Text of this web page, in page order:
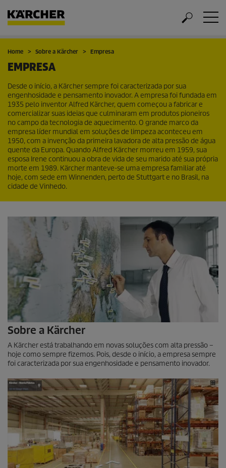
Home Sobre a Kärcher Empresa
EMPRESA
Desde o início, a Kärcher sempre foi caracterizada por sua
engenhosidade e pensamento inovador. A empresa foi fundada em
1935 pelo inventor Alfred Kärcher, quem começou a fabricar e
comercializar suas ideias que culminaram em produtos pioneiros
no campo da tecnologia de aquecimento. O grande marco da
empresa líder mundial em soluções de limpeza aconteceu em
1950, com a invenção da primeira lavadora de alta pressão de água
quente da Europa. Quando Alfred Kärcher morreu em 1959, sua
esposa Irene continuou a obra de vida de seu marido até sua própria
morte em 1989. Kärcher manteve-se uma empresa familiar até
hoje, com sede em Winnenden, perto de Stuttgart e no Brasil, na
cidade de Vinhedo.
Sobre a Kärcher
A Kärcher está trabalhando em novas soluções com alta pressão –
hoje como sempre fizemos. Pois, desde o início, a empresa sempre
foi caracterizada por sua engenhosidade e pensamento inovador.